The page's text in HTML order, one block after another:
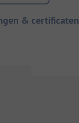
& certificaten